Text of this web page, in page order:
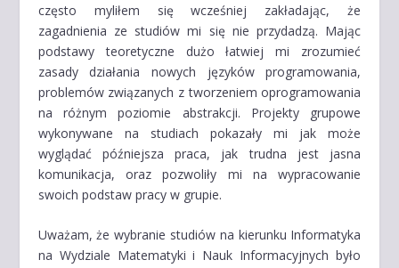
często myliłem się wcześniej zakładając, że
zagadnienia ze studiów mi się nie przydadzą. Mając
podstawy teoretyczne dużo łatwiej mi zrozumieć
zasady działania nowych języków programowania,
problemów związanych z tworzeniem oprogramowania
na różnym poziomie abstrakcji. Projekty grupowe
wykonywane na studiach pokazały mi jak może
wyglądać późniejsza praca, jak trudna jest jasna
komunikacja, oraz pozwoliły mi na wypracowanie
swoich podstaw pracy w grupie.
Uważam, że wybranie studiów na kierunku Informatyka
na Wydziale Matematyki i Nauk Informacyjnych było